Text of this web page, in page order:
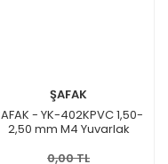
ŞAFAK
- YK-402KPVC 1,50-
2,50 mm M4 Yuvarlak
0,00 TL